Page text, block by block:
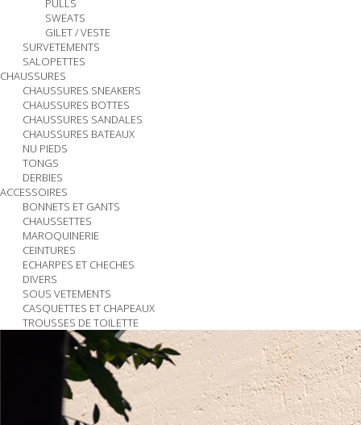
PULLS
SWEATS
GILET / VESTE
SURVETEMENTS
SALOPETTES
CHAUSSURES
CHAUSSURES SNEAKERS
CHAUSSURES BOTTES
CHAUSSURES SANDALES
CHAUSSURES BATEAUX
NU PIEDS
TONGS
DERBIES
ACCESSOIRES
BONNETS ET GANTS
CHAUSSETTES
MAROQUINERIE
CEINTURES
ECHARPES ET CHECHES
DIVERS
SOUS VETEMENTS
CASQUETTES ET CHAPEAUX
TROUSSES DE TOILETTE